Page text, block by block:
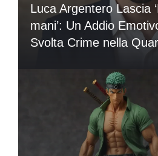
Luca Argentero Lascia
mani’: Un Addio
Svolta Crime nella